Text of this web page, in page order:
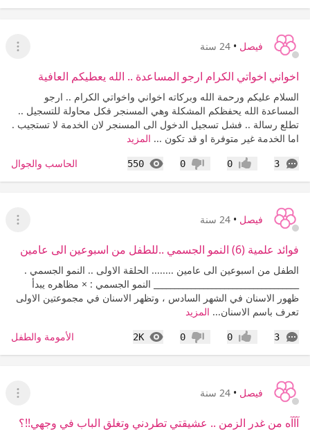
فيصل • 24 سنة
عرض
اخواني اخواتي الكرام ارجو المساعدة .. الله يعطيكم العافية
السلام عليكم ورحمة الله وبركاته اخواني واخواتي الكرام .. ارجو
المساعدة الله يحفظكم المشكلة وهي المسنجر فكل محاولة للتسجيل ..
تطلع رسالة .. فشل تسجيل الدخول الى المسنجر لان الخدمة لا تستجيب .
اما الخدمة غير متوفرة او قد تكون ... المزيد
3
التعليقات إعجاب0 عدم إعجاب
0
550
المشاهدات الحاسب والجوال
فيصل • 24 سنة
عرض
فوائد علمية (6) النمو الجسمي ..للطفل من اسبوعين الى عامين
الطفل من اسبوعين الى عامين ........ الحلقة الاولى .. النمو الجسمي .
___________________________________ النمو الجسمي : × مظاهره يبدأ
ظهور الاسنان في الشهر السادس ، وتظهر الاسنان في مجموعتين الاولى
تعرف باسم الاسنان... المزيد
3
التعليقات إعجاب0 عدم إعجاب
0
2K
المشاهدات الأمومة والطفل
فيصل • 24 سنة
عرض
آآآه من غدر الزمن .. عشيقتي تطردني وتغلق الباب في وجهي!!؟